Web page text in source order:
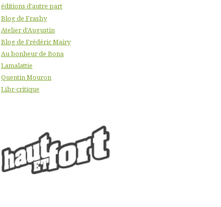
éditions d'autre part
Blog de Frasby
Atelier d'Augustin
Blog de Frédéric Mairy
Au bonheur de Bona
Lamalattie
Quentin Mouron
Libr-critique